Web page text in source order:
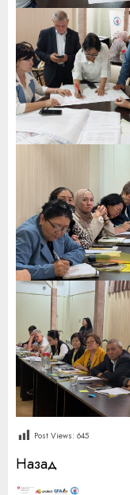
Post Views: 645
Продолжить
Назад